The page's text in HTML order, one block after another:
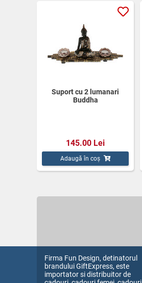
Suport cu 2 lumanari
Buddha
145.00 Lei
Adaugă în coș
Firma Fun Design, detinatorul
brandului GiftExpress, este
importator si distribuitor de